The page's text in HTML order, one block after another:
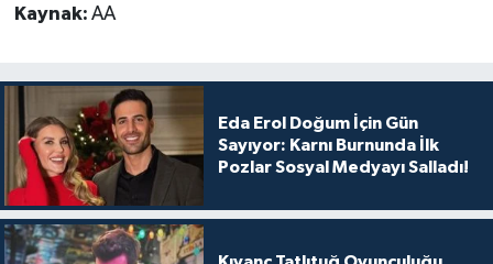
Kaynak: AA
Eda Erol Doğum İçin Gün
Sayıyor: Karnı Burnunda İlk
Pozlar Sosyal Medyayı Salladı!